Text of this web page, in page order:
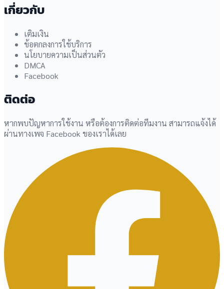
เกี่ยวกับ
เติมเงิน
ข้อตกลงการใช้บริการ
นโยบายความเป็นส่วนตัว
DMCA
Facebook
ติดต่อ
หากพบปัญหาการใช้งาน หรือต้องการติดต่อทีมงาน สามารถแจ้งได้
ผ่านทางเพจ Facebook ของเราได้เลย